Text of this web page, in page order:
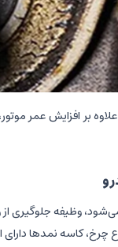
علاوه بر افزایش عمر
وظیفه جلوگیری از
چرخ، کاسه نمدها